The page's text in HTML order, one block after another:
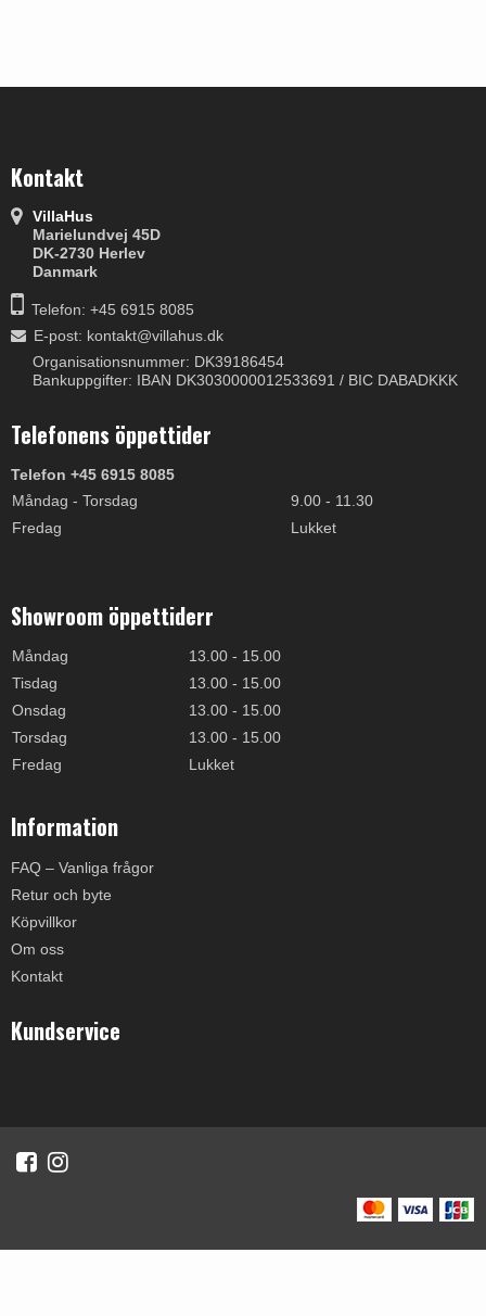
Kontakt
VillaHus
Marielundvej 45D
DK-2730 Herlev
Danmark
Telefon: +45 6915 8085
E-post: kontakt@villahus.dk
Organisationsnummer: DK39186454
Bankuppgifter: IBAN DK3030000012533691 / BIC DABADKKK
Telefonens öppettider
Telefon +45 6915 8085
Måndag - Torsdag
9.00 - 11.30
Fredag
Lukket
Showroom öppettiderr
Måndag
13.00 - 15.00
Tisdag
13.00 - 15.00
Onsdag
13.00 - 15.00
Torsdag
13.00 - 15.00
Fredag
Lukket
Information
FAQ – Vanliga frågor
Retur och byte
Köpvillkor
Om oss
Kontakt
Kundservice